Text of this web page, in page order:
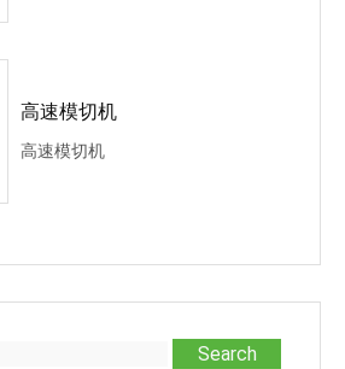
高速模切机
高速模切机
Search